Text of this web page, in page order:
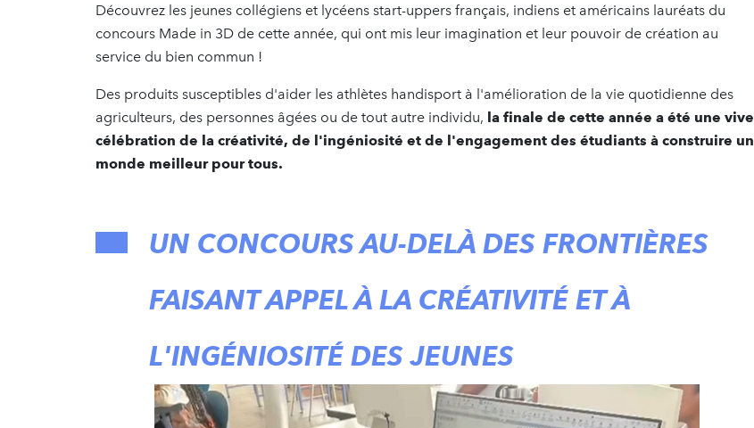
Découvrez les jeunes collégiens et lycéens start-uppers français, indiens et américains lauréats du
concours Made in 3D de cette année, qui ont mis leur imagination et leur pouvoir de création au
service du bien commun !
Des produits susceptibles d'aider les athlètes handisport à l'amélioration de la vie quotidienne des
agriculteurs, des personnes âgées ou de tout autre individu, la finale de cette année a été une vive
célébration de la créativité, de l'ingéniosité et de l'engagement des étudiants à construire un
monde meilleur pour tous.
UN CONCOURS AU-DELÀ DES FRONTIÈRES
FAISANT APPEL À LA CRÉATIVITÉ ET À
L'INGÉNIOSITÉ DES JEUNES